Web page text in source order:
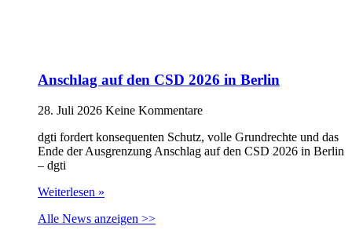
Anschlag auf den CSD 2026 in Berlin
28. Juli 2026 Keine Kommentare
dgti fordert konsequenten Schutz, volle Grundrechte und das
Ende der Ausgrenzung Anschlag auf den CSD 2026 in Berlin
– dgti
Weiterlesen »
Alle News anzeigen >>